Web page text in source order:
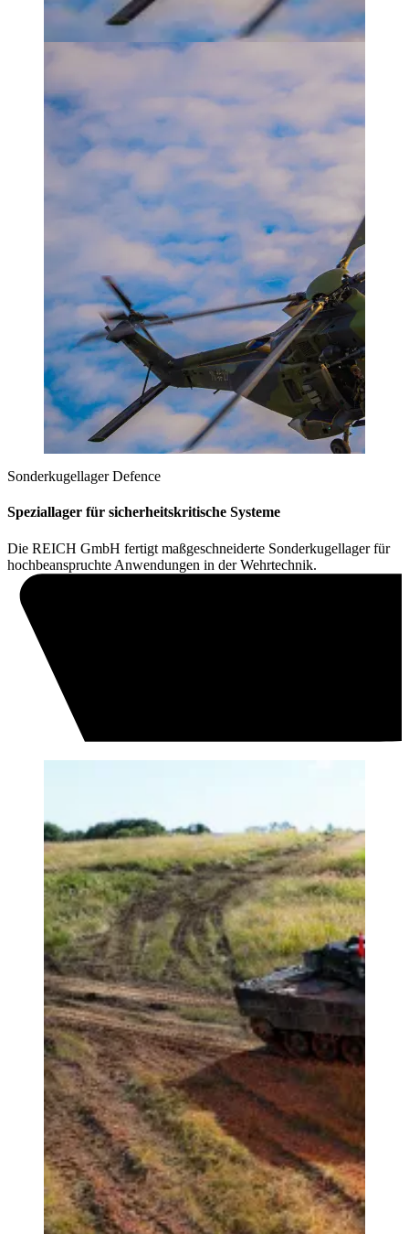
Sonderkugellager Defence
Speziallager für sicherheitskritische Systeme
Die REICH GmbH fertigt maßgeschneiderte Sonderkugellager für
hochbeanspruchte Anwendungen in der Wehrtechnik.